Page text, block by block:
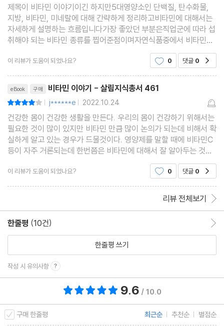
제목이 비타민 이야기이긴 하지만5대영양소인 단백질, 탄수화물,
지방, 비타민, 미네랄에 대해 간략하게 정리하고비타민에 대해서는
자세하게 설명하는 흐름입니다가장 좋았던 부분은직업군에 따라 섭
취해야 되는 비타민 종류를 찝어준점이며자연식품중에서 비타민을
얻을수 있는 식품들을 자세하게 소개한 점이 정보를 얻는데 도움이
됐다고 생각합니다유익한내용 가볍게 잘 읽고 갑니다
이 리뷰가 도움이 되었나요? 0 댓글 0
eBook 구매 비타민 이야기 - 살림지식총서 461
| j******e | 2022.10.24
건강한 몸이 건강한 생활을 만든다. 우리의 몸이 건강하기 위해서는
필요한 것이 많이 있지만 비타민 만큼 많이 논의가 되는데 비해서 확
실하게 알고 있는 경우가 드물것이다. 영양제를 말할 때에 비타민C
등이 자주 거론되는데 한번쯤은 비타민에 대해서 잘 알아두는 것도
해와 응용, 생활 속의 비타민에 대해서
이 리뷰가 도움이 되었나요? 0 댓글 0
리뷰 전체보기
한줄평 (10건)
한줄평 쓰기
작성 시 유의사항
9.6 / 10.0
구매 한줄평 최근순 추천순 별점순